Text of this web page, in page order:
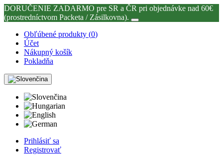
DORUČENIE ZADARMO pre SR a ČR pri objednávke nad 60€
(prostredníctvom Packeta / Zásilkovna).
Obľúbené produkty (0)
Účet
Nákupný košík
Pokladňa
Prihlásiť sa
Registrovať